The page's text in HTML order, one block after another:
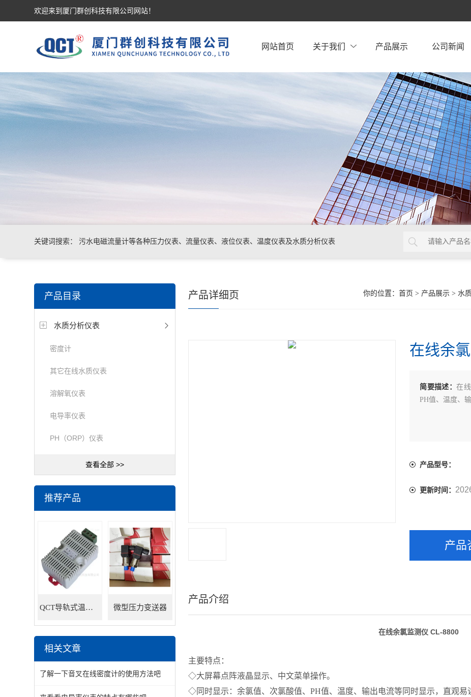
欢迎来到厦门群创科技有限公司网站！
网站首页 关于我们 产品展示 公司新闻
关键词搜索： 污水电磁流量计等各种压力仪表、流量仪表、液位仪表、温度仪表及水质分析仪表
产品目录
水质分析仪表
密度计
其它在线水质仪表
溶解氧仪表
电导率仪表
PH（ORP）仪表
查看全部 >>
推荐产品
QCT导轨式温湿度变送器 微型压力变送器
相关文章
了解一下音叉在线密度计的使用方法吧
你的位置： 首页 > 产品展示> 水
产品详细页
在线余
简要描述：在
PH值、温度、
产品型号：
更新时间：
产品
产品介绍
在线余氯监测仪 CL-8800
主要特点：
◇大屏幕点阵液晶显示、中文菜单操作。
◇同时显示：余氯值、次氯酸值、 PH值、温度、输出电流等同时显示，直观易